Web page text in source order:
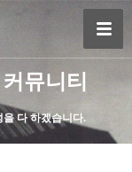
커뮤니티
을 다 하겠습니다.